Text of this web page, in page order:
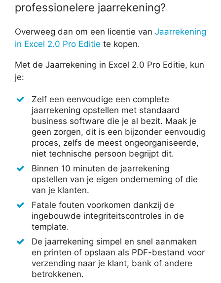
professionelere jaarrekening?
Overweeg dan om een licentie van Jaarrekening
in Excel 2.0 Pro Editie te kopen.
Met de Jaarrekening in Excel 2.0 Pro Editie, kun
je:
Zelf een eenvoudige een complete
jaarrekening opstellen met standaard
business software die je al bezit. Maak je
geen zorgen, dit is een bijzonder eenvoudig
proces, zelfs de meest ongeorganiseerde,
niet technische persoon begrijpt dit.
Binnen 10 minuten de jaarrekening
opstellen van je eigen onderneming of die
van je klanten.
Fatale fouten voorkomen dankzij de
ingebouwde integriteitscontroles in de
template.
De jaarrekening simpel en snel aanmaken
en printen of opslaan als PDF-bestand voor
verzending naar je klant, bank of andere
betrokkenen.